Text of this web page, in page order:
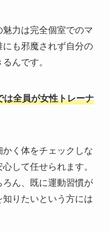
力は完全個室でのマ
も邪魔されず自分の
んです。
は全員が女性トレーナ
く体をチェックしな
して任せられます。
ん、既に運動習慣が
りたいという方には